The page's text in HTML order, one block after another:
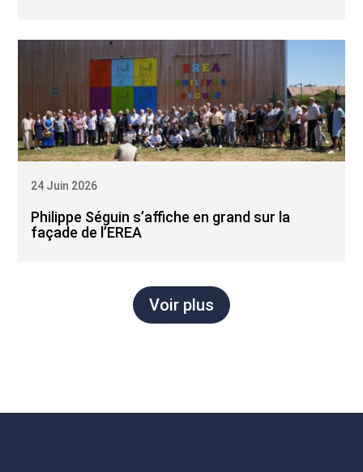
Philippe Séguin s’affiche en grand sur la
façade de l’EREA
24 Juin 2026
Voir plus